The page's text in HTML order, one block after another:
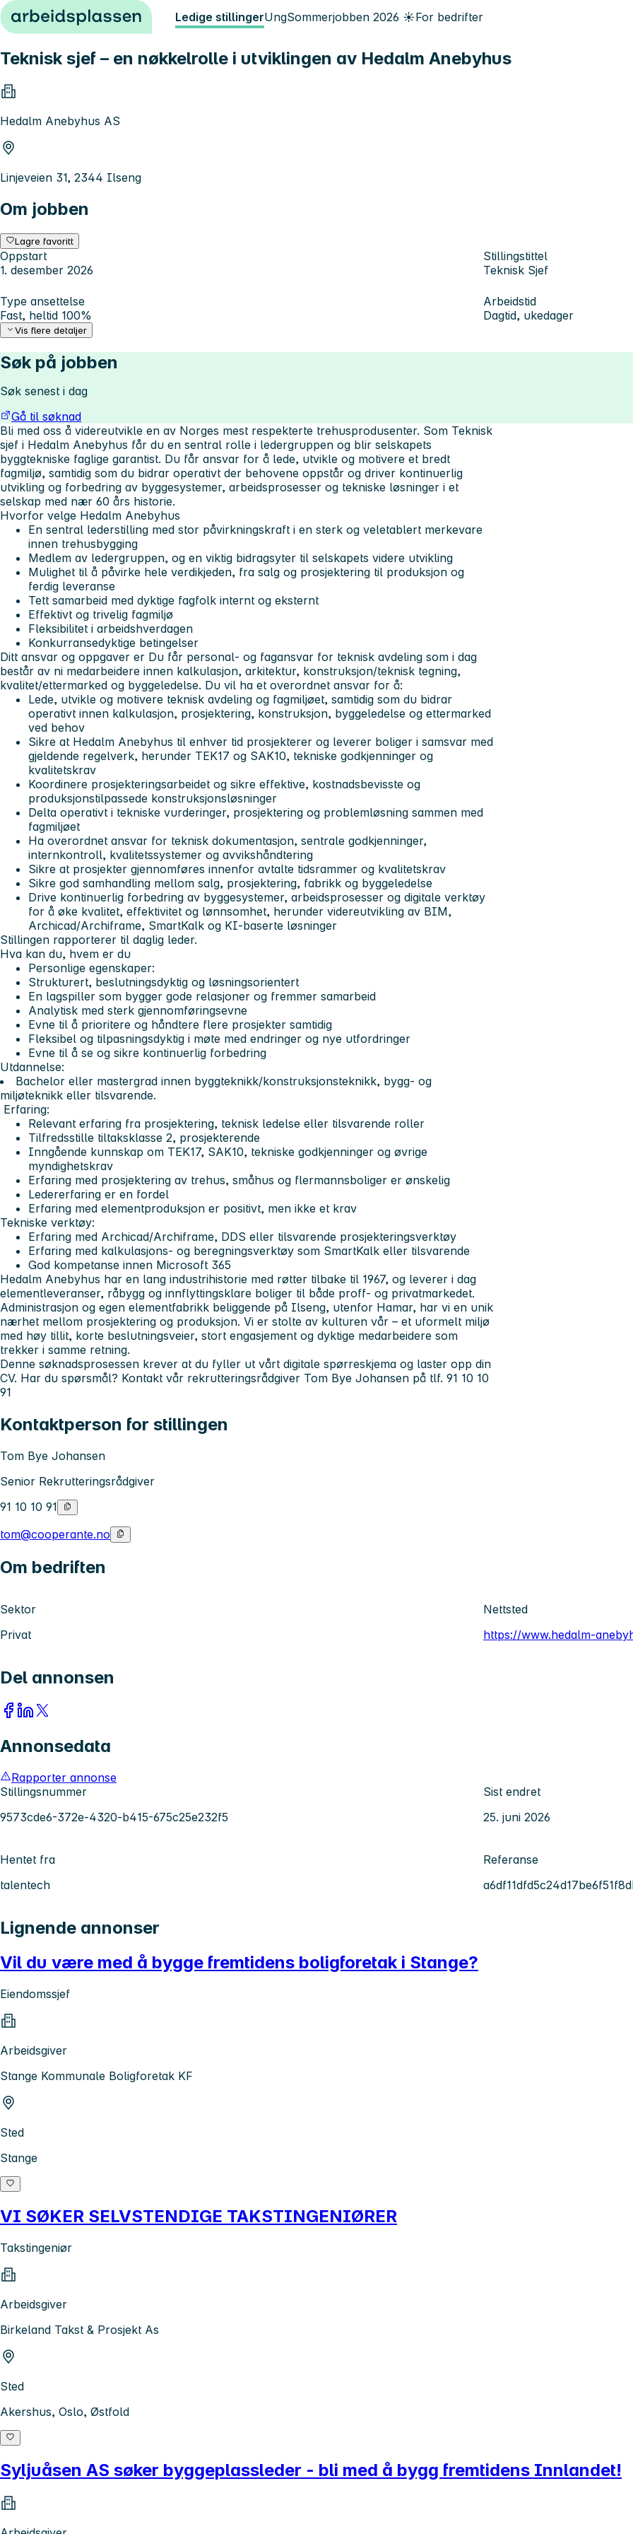
Hopp til innhold Ledige stillingerUngSommerjobben 2026 ☀️For bedrifter
Teknisk sjef – en nøkkelrolle i utviklingen av Hedalm Anebyhus
Hedalm Anebyhus AS
Linjeveien 31, 2344 Ilseng
Om jobben
Lagre favoritt
Oppstart
1. desember 2026
Stillingstittel
Teknisk Sjef
Type ansettelse
Fast, heltid 100%
Arbeidstid
Dagtid, ukedager
Vis flere detaljer
Søk på jobben
Søk senest i dag
Gå til søknad
Bli med oss å videreutvikle en av Norges mest respekterte trehusprodusenter. Som Teknisk
sjef i Hedalm Anebyhus får du en sentral rolle i ledergruppen og blir selskapets
byggtekniske faglige garantist. Du får ansvar for å lede, utvikle og motivere et bredt
fagmiljø, samtidig som du bidrar operativt der behovene oppstår og driver kontinuerlig
utvikling og forbedring av byggesystemer, arbeidsprosesser og tekniske løsninger i et
selskap med nær 60 års historie.
Hvorfor velge Hedalm Anebyhus
En sentral lederstilling med stor påvirkningskraft i en sterk og veletablert merkevare
innen trehusbygging
Medlem av ledergruppen, og en viktig bidragsyter til selskapets videre utvikling
Mulighet til å påvirke hele verdikjeden, fra salg og prosjektering til produksjon og
ferdig leveranse
Tett samarbeid med dyktige fagfolk internt og eksternt
Effektivt og trivelig fagmiljø
Fleksibilitet i arbeidshverdagen
Konkurransedyktige betingelser
Ditt ansvar og oppgaver er Du får personal- og fagansvar for teknisk avdeling som i dag
består av ni medarbeidere innen kalkulasjon, arkitektur, konstruksjon/teknisk tegning,
kvalitet/ettermarked og byggeledelse. Du vil ha et overordnet ansvar for å:
Lede, utvikle og motivere teknisk avdeling og fagmiljøet, samtidig som du bidrar
operativt innen kalkulasjon, prosjektering, konstruksjon, byggeledelse og ettermarked
ved behov
Sikre at Hedalm Anebyhus til enhver tid prosjekterer og leverer boliger i samsvar med
gjeldende regelverk, herunder TEK17 og SAK10, tekniske godkjenninger og
kvalitetskrav
Koordinere prosjekteringsarbeidet og sikre effektive, kostnadsbevisste og
produksjonstilpassede konstruksjonsløsninger
Delta operativt i tekniske vurderinger, prosjektering og problemløsning sammen med
fagmiljøet
Ha overordnet ansvar for teknisk dokumentasjon, sentrale godkjenninger,
internkontroll, kvalitetssystemer og avvikshåndtering
Sikre at prosjekter gjennomføres innenfor avtalte tidsrammer og kvalitetskrav
Sikre god samhandling mellom salg, prosjektering, fabrikk og byggeledelse
Drive kontinuerlig forbedring av byggesystemer, arbeidsprosesser og digitale verktøy
for å øke kvalitet, effektivitet og lønnsomhet, herunder videreutvikling av BIM,
Archicad/Archiframe, SmartKalk og KI-baserte løsninger
Stillingen rapporterer til daglig leder.
Hva kan du, hvem er du
Personlige egenskaper:
Strukturert, beslutningsdyktig og løsningsorientert
En lagspiller som bygger gode relasjoner og fremmer samarbeid
Analytisk med sterk gjennomføringsevne
Evne til å prioritere og håndtere flere prosjekter samtidig
Fleksibel og tilpasningsdyktig i møte med endringer og nye utfordringer
Evne til å se og sikre kontinuerlig forbedring
Utdannelse:
Bachelor eller mastergrad innen byggteknikk/konstruksjonsteknikk, bygg- og
miljøteknikk eller tilsvarende.
Erfaring:
Relevant erfaring fra prosjektering, teknisk ledelse eller tilsvarende roller
Tilfredsstille tiltaksklasse 2, prosjekterende
Inngående kunnskap om TEK17, SAK10, tekniske godkjenninger og øvrige
myndighetskrav
Erfaring med prosjektering av trehus, småhus og flermannsboliger er ønskelig
Ledererfaring er en fordel
Erfaring med elementproduksjon er positivt, men ikke et krav
Tekniske verktøy:
Erfaring med Archicad/Archiframe, DDS eller tilsvarende prosjekteringsverktøy
Erfaring med kalkulasjons- og beregningsverktøy som SmartKalk eller tilsvarende
God kompetanse innen Microsoft 365
Hedalm Anebyhus har en lang industrihistorie med røtter tilbake til 1967, og leverer i dag
elementleveranser, råbygg og innflyttingsklare boliger til både proff- og privatmarkedet.
Administrasjon og egen elementfabrikk beliggende på Ilseng, utenfor Hamar, har vi en unik
nærhet mellom prosjektering og produksjon. Vi er stolte av kulturen vår – et uformelt miljø
med høy tillit, korte beslutningsveier, stort engasjement og dyktige medarbeidere som
trekker i samme retning.
Denne søknadsprosessen krever at du fyller ut vårt digitale spørreskjema og laster opp din
CV. Har du spørsmål? Kontakt vår rekrutteringsrådgiver Tom Bye Johansen på tlf. 91 10 10
91
Kontaktperson for stillingen
Tom Bye Johansen
Senior Rekrutteringsrådgiver
91 10 10 91
tom@cooperante.no
Om bedriften
Sektor
Privat
Nettsted
https://www.hedalm-
Del annonsen
Annonsedata
Rapporter annonse
Stillingsnummer
9573cde6-372e-4320-b415-675c25e232f5
Sist endret
25. juni 2026
Hentet fra
talentech
Referanse
Lignende annonser
Vil du være med å bygge fremtidens boligforetak i Stange?
Eiendomssjef
Arbeidsgiver
Stange Kommunale Boligforetak KF
Sted
Stange
VI SØKER SELVSTENDIGE TAKSTINGENIØRER
Takstingeniør
Arbeidsgiver
Birkeland Takst & Prosjekt As
Sted
Akershus, Oslo, Østfold
Syljuåsen AS søker byggeplassleder - bli med å bygg fremtidens Innlandet!